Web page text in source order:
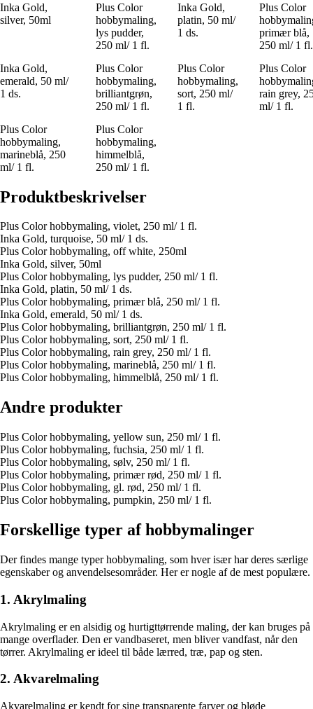
Inka Gold,
silver, 50ml
Plus Color
hobbymaling,
lys pudder,
250 ml/ 1 fl.
Inka Gold,
platin, 50 ml/
1 ds.
Plus Color
primær blå,
250 ml/ 1 fl.
Inka Gold,
emerald, 50 ml/
1 ds.
Plus Color
hobbymaling,
brilliantgrøn,
250 ml/ 1 fl.
Plus Color
hobbymaling,
sort, 250 ml/
1 fl.
Plus Color
rain grey,
ml/ 1 fl.
Plus Color
hobbymaling,
marineblå, 250
ml/ 1 fl.
Plus Color
hobbymaling,
himmelblå,
250 ml/ 1 fl.
Produktbeskrivelser
Plus Color hobbymaling, violet, 250 ml/ 1 fl.
Inka Gold, turquoise, 50 ml/ 1 ds.
Plus Color hobbymaling, off white, 250ml
Inka Gold, silver, 50ml
Plus Color hobbymaling, lys pudder, 250 ml/ 1 fl.
Inka Gold, platin, 50 ml/ 1 ds.
Plus Color hobbymaling, primær blå, 250 ml/ 1 fl.
Inka Gold, emerald, 50 ml/ 1 ds.
Plus Color hobbymaling, brilliantgrøn, 250 ml/ 1 fl.
Plus Color hobbymaling, sort, 250 ml/ 1 fl.
Plus Color hobbymaling, rain grey, 250 ml/ 1 fl.
Plus Color hobbymaling, marineblå, 250 ml/ 1 fl.
Plus Color hobbymaling, himmelblå, 250 ml/ 1 fl.
Andre produkter
Plus Color hobbymaling, yellow sun, 250 ml/ 1 fl.
Plus Color hobbymaling, fuchsia, 250 ml/ 1 fl.
Plus Color hobbymaling, sølv, 250 ml/ 1 fl.
Plus Color hobbymaling, primær rød, 250 ml/ 1 fl.
Plus Color hobbymaling, gl. rød, 250 ml/ 1 fl.
Plus Color hobbymaling, pumpkin, 250 ml/ 1 fl.
Forskellige typer af hobbymalinger
Der findes mange typer hobbymaling, som hver især har deres særlige
egenskaber og anvendelsesområder. Her er nogle af de mest populære.
1. Akrylmaling
Akrylmaling er en alsidig og hurtigttørrende maling, der kan bruges på
mange overflader. Den er vandbaseret, men bliver vandfast, når den
tørrer. Akrylmaling er ideel til både lærred, træ, pap og sten.
2. Akvarelmaling
Akvarelmaling er kendt for sine transparente farver og bløde